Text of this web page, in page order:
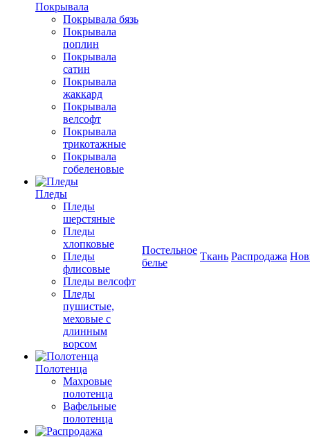
Покрывала
Покрывала бязь
Покрывала
поплин
Покрывала
сатин
Покрывала
жаккард
Покрывала
велсофт
Покрывала
трикотажные
Покрывала
гобеленовые
Пледы
Пледы
шерстяные
Пледы
хлопковые
Пледы
флисовые
Пледы велсофт
Пледы
пушистые,
меховые с
длинным
ворсом
Полотенца
Махровые
полотенца
Вафельные
полотенца
Постельное
белье
Ткань Распродажа